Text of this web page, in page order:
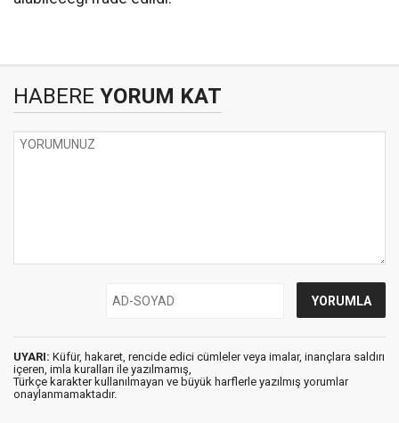
HABERE YORUM KAT
UYARI: Küfür, hakaret, rencide edici cümleler veya imalar, inançlara saldırı
içeren, imla kuralları ile yazılmamış,
Türkçe karakter kullanılmayan ve büyük harflerle yazılmış yorumlar
onaylanmamaktadır.